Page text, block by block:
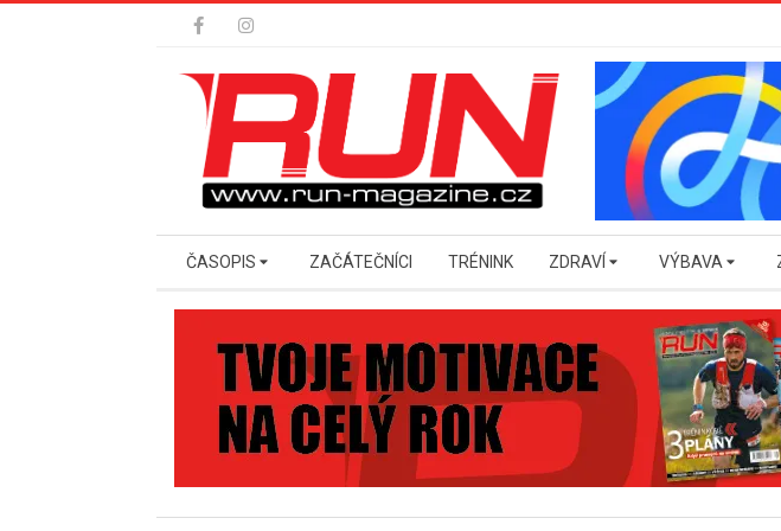
Secondary
Menu
ČASOPIS ZAČÁTEČNÍCI TRÉNINK ZDRAVÍ VÝBAVA